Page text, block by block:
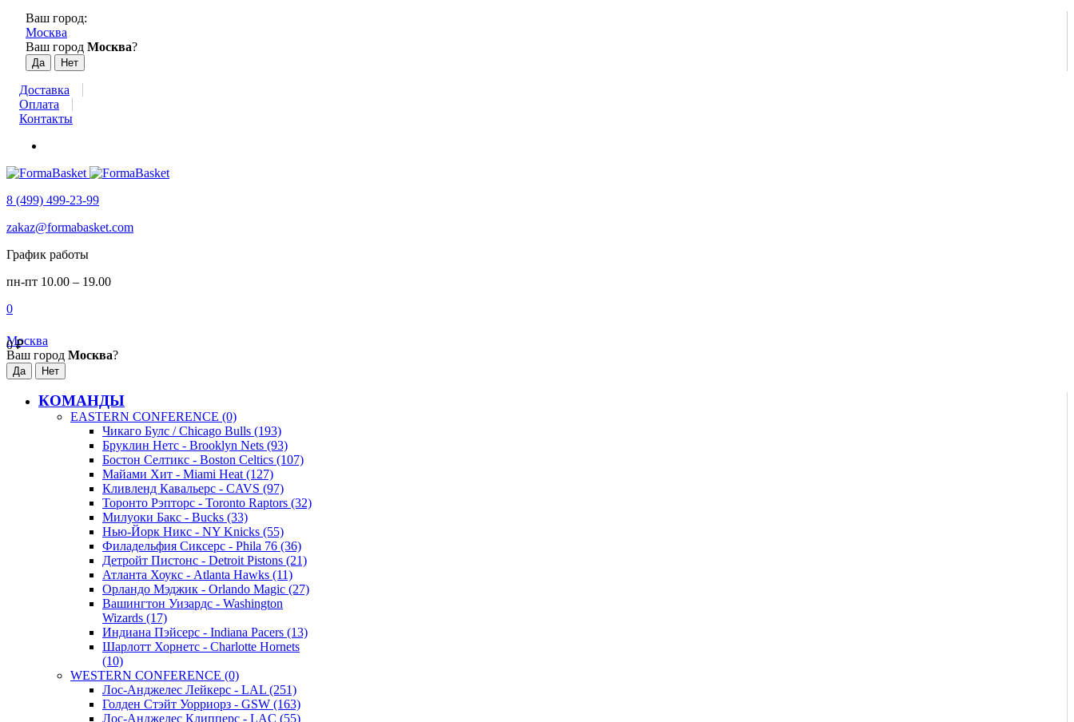
Ваш город:
Москва
Ваш город Москва?
Доставка
Оплата
Контакты
8 (499) 499-23-99
zakaz@formabasket.com
График работы
пн-пт 10.00 – 19.00
0
0₽
Москва
Ваш город Москва?
КОМАНДЫ
EASTERN CONFERENCE (0)
Чикаго Булс / Chicago Bulls (193)
Бруклин Нетс - Brooklyn Nets (93)
Бостон Селтикс - Boston Celtics (107)
Майами Хит - Miami Heat (127)
Кливленд Кавальерс - CAVS (97)
Торонто Рэпторс - Toronto Raptors (32)
Милуоки Бакс - Bucks (33)
Нью-Йорк Никс - NY Knicks (55)
Филадельфия Сиксерс - Phila 76 (36)
Детройт Пистонс - Detroit Pistons (21)
Атланта Хоукс - Atlanta Hawks (11)
Орландо Мэджик - Orlando Magic (27)
Вашингтон Уизардс - Washington
Wizards (17)
Индиана Пэйсерс - Indiana Pacers (13)
Шарлотт Хорнетс - Charlotte Hornets
(10)
WESTERN CONFERENCE (0)
Лос-Анджелес Лейкерс - LAL (251)
Голден Стэйт Уорриорз - GSW (163)
Лос-Анджелес Клипперс - LAC (55)